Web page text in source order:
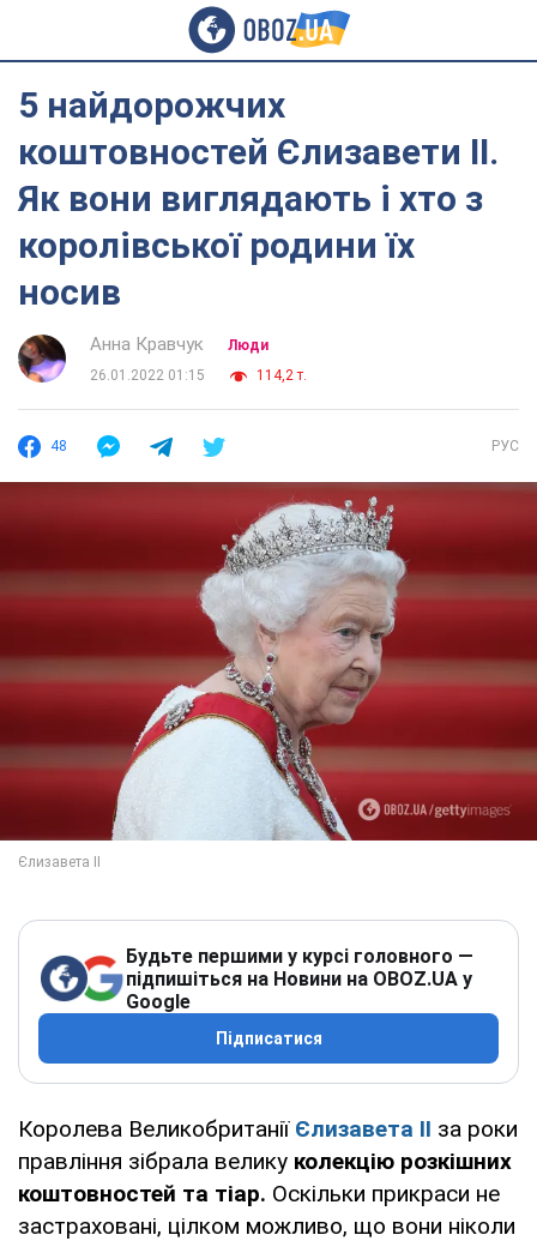
5 найдорожчих
коштовностей Єлизавети ІІ.
Як вони виглядають і хто з
королівської родини їх
носив
Анна Кравчук
Люди
26.01.2022 01:15
114,2 т.
48 РУС
Будьте першими у курсі головного —
підпишіться на Новини на OBOZ.UA у
Google
Підписатися
Королева Великобританії Єлизавета II за роки
правління зібрала велику колекцію розкішних
коштовностей та тіар. Оскільки прикраси не
застраховані, цілком можливо, що вони ніколи